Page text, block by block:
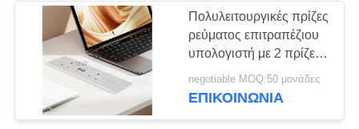
Μικρόφωνο
συστημάτων
21
Προστασίας IP44
Πολυλειτουργικές πρίζες
ρεύματος επιτραπέζιου
υπολογιστή με 2 πρίζες
AC και υποδοχές
φόρτισης USB A+C
negotiable MOQ:50 μονάδες
ΕΠΙΚΟΙΝΩΝΊΑ